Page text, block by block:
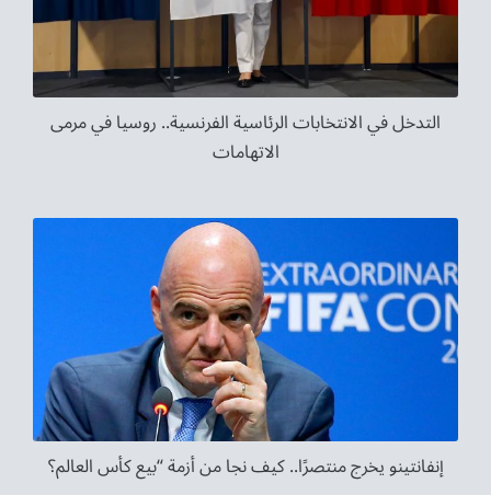
التدخل في الانتخابات الرئاسية الفرنسية.. روسيا في مرمى
الاتهامات
إنفانتينو يخرج منتصرًا.. كيف نجا من أزمة “بيع كأس العالم؟